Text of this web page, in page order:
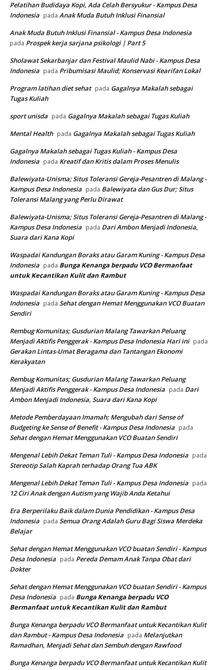
Pelatihan Budidaya Kopi, Ada Celah Bersyukur - Kampus Desa
Indonesia pada Anak Muda Butuh Inklusi Finansial
Anak Muda Butuh Inklusi Finansial - Kampus Desa Indonesia
pada Prospek kerja sarjana psikologi | Part 5
Sholawat Sekarbanjar dan Festival Maulid Nabi - Kampus Desa
Indonesia pada Pribumisasi Maulid; Konservasi Kearifan Lokal
Program latihan diet sehat pada Gagalnya Makalah sebagai
Tugas Kuliah
sport unisda pada Gagalnya Makalah sebagai Tugas Kuliah
Mental Health pada Gagalnya Makalah sebagai Tugas Kuliah
Gagalnya Makalah sebagai Tugas Kuliah - Kampus Desa
Indonesia pada Kreatif dan Kritis dalam Proses Menulis
Balewiyata-Unisma; Situs Toleransi Gereja-Pesantren di Malang -
Kampus Desa Indonesia pada Balewiyata dan Gus Dur; Situs
Toleransi Malang yang Perlu Dirawat
Balewiyata-Unisma; Situs Toleransi Gereja-Pesantren di Malang -
Kampus Desa Indonesia pada Dari Ambon Menjadi Indonesia,
Suara dari Kana Kopi
Waspadai Kandungan Boraks atau Garam Kuning - Kampus Desa
Indonesia pada Bunga Kenanga berpadu VCOBermanfaat
untuk Kecantikan Kulit dan Rambut
Waspadai Kandungan Boraks atau Garam Kuning - Kampus Desa
Indonesia pada Sehat dengan Hemat Menggunakan VCO Buatan
Sendiri
Rembug Komunitas; Gusdurian Malang Tawarkan Peluang
Menjadi Aktifis Penggerak - Kampus Desa Indonesia Hari ini pada
Gerakan Lintas-Umat Beragama dan Tantangan Ekonomi
Kerakyatan
Rembug Komunitas; Gusdurian Malang Tawarkan Peluang
Menjadi Aktifis Penggerak - Kampus Desa Indonesia pada Dari
Ambon Menjadi Indonesia, Suara dari Kana Kopi
Metode Pemberdayaan Imamah; Mengubah dari Sense of
Budgeting ke Sense of Benefit - Kampus Desa Indonesia pada
Sehat dengan Hemat Menggunakan VCO Buatan Sendiri
Mengenal Lebih Dekat Teman Tuli - Kampus Desa Indonesia pada
Stereotip Salah Kaprah terhadap Orang Tua ABK
Mengenal Lebih Dekat Teman Tuli - Kampus Desa Indonesia pada
12 Ciri Anak dengan Autism yang Wajib Anda Ketahui
Era Berperilaku Baik dalam Dunia Pendidikan - Kampus Desa
Indonesia pada Semua Orang Adalah Guru Bagi Siswa Merdeka
Belajar
Sehat dengan Hemat Menggunakan VCO buatan Sendiri - Kampus
Desa Indonesia pada Pereda Demam Anak Tanpa Obat dari
Dokter
Sehat dengan Hemat Menggunakan VCO buatan Sendiri - Kampus
Desa Indonesia pada Bunga Kenanga berpadu VCO
Bermanfaat untuk Kecantikan Kulit dan Rambut
Bunga Kenanga berpadu VCO Bermanfaat untuk Kecantikan Kulit
dan Rambut - Kampus Desa Indonesia pada Melanjutkan
Ramadhan, Menjadi Sehat dan Sembuh dengan Rawfood
Bunga Kenanga berpadu VCO Bermanfaat untuk Kecantikan Kulit